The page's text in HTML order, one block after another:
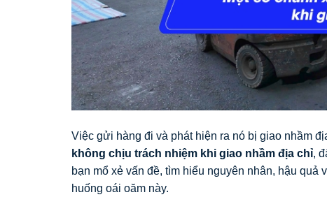
Việc gửi hàng đi và phát hiện ra nó bị giao nhầm
không chịu trách nhiệm khi giao nhầm địa chỉ,
bạn mổ xẻ vấn đề, tìm hiểu nguyên nhân, hậu
huống oái oăm này.